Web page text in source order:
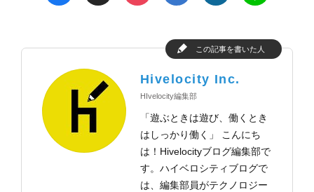
この記事を書いた人
Hivelocity Inc.
HIvelocity編集部
「遊ぶときは遊び、働くとき
はしっかり働く」 こんにち
は！Hivelocityブログ編集部で
す。ハイベロシティブログで
は、編集部員がテクノロジー